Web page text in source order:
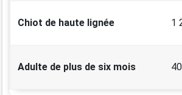
Chiot de haute lignée 1
Adulte de plus de six mois